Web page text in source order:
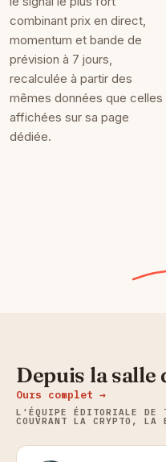
combinant prix en direct,
momentum et bande de
prévision à 7 jours,
recalculée à partir des
mêmes données que celles
affichées sur sa page
dédiée.
Depuis la salle
Ours complet →
L'ÉQUIPE ÉDITORIALE DE
COUVRANT LA CRYPTO, LA